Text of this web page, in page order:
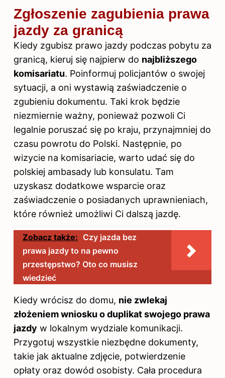
Zgłoszenie zagubienia prawa
jazdy za granicą
Kiedy zgubisz prawo jazdy podczas pobytu za
granicą, kieruj się najpierw do najbliższego
komisariatu. Poinformuj policjantów o swojej
sytuacji, a oni wystawią zaświadczenie o
zgubieniu dokumentu. Taki krok będzie
niezmiernie ważny, ponieważ pozwoli Ci
legalnie poruszać się po kraju, przynajmniej do
czasu powrotu do Polski. Następnie, po
wizycie na komisariacie, warto udać się do
polskiej ambasady lub konsulatu. Tam
uzyskasz dodatkowe wsparcie oraz
zaświadczenie o posiadanych uprawnieniach,
które również umożliwi Ci dalszą jazdę.
Zobacz także: Czy jazda bez
prawa jazdy to na pewno
przestępstwo? Oto co musisz
wiedzieć
Kiedy wrócisz do domu, nie zwlekaj
złożeniem wniosku o duplikat swojego prawa
jazdy w lokalnym wydziale komunikacji.
Przygotuj wszystkie niezbędne dokumenty,
takie jak aktualne zdjęcie, potwierdzenie
opłaty oraz dowód osobisty. Cała procedura